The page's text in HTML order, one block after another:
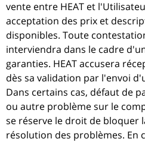
vente entre HEAT et
acceptation des prix et
disponibles. Toute
interviendra dans le cadre
garanties. HEAT accusera
dès sa validation par l'envoi
Dans certains cas, défaut de
ou autre problème sur le
se réserve le droit de bloquer
résolution des problèmes. En